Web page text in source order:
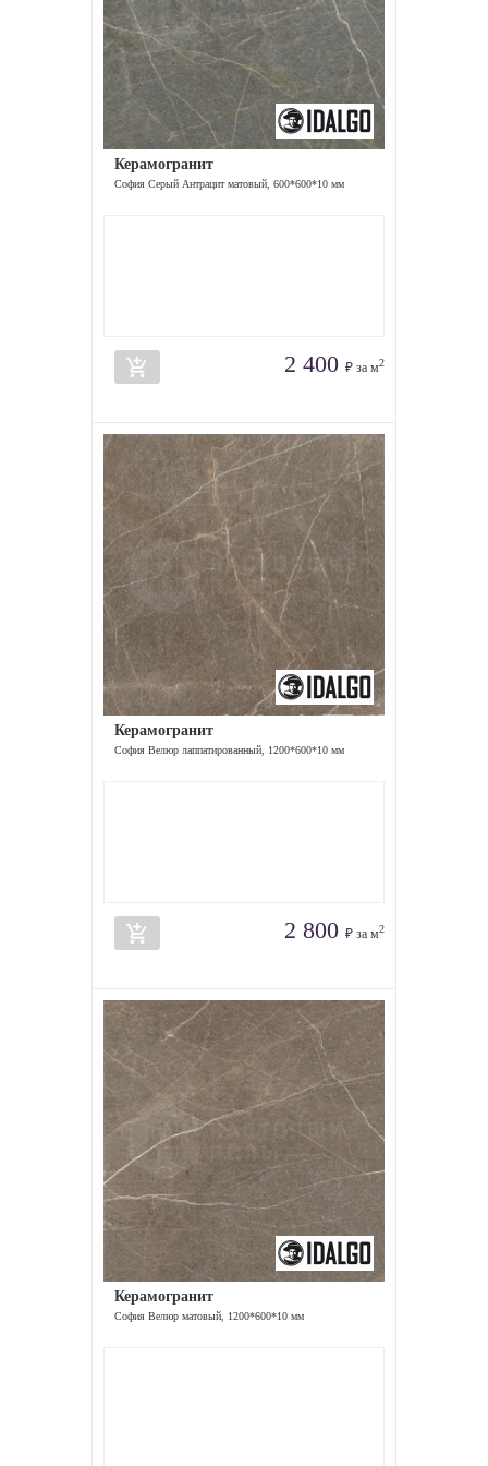
Керамогранит
София Серый Антрацит матовый, 600*600*10 мм
add_shopping_cart 2 400 ₽ за м2
Керамогранит
София Велюр лаппатированный, 1200*600*10 мм
add_shopping_cart 2 800 ₽ за м2
Керамогранит
София Велюр матовый, 1200*600*10 мм